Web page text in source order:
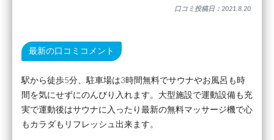
口コミ投稿日：2021.8.20
最新の口コミコメント
駅から徒歩5分、駐車場は3時間無料でサウナやお風呂も時
間を気にせずにのんびり入れます。大型施設で運動設備も充
実で運動後はサウナに入ったり最新の無料マッサージ機で心
もカラダもリフレッシュ出来ます。